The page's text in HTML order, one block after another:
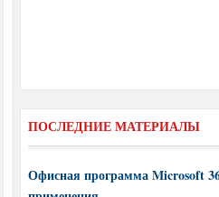
ПОСЛЕДНИЕ МАТЕРИАЛЫ
Офисная программа Microsoft